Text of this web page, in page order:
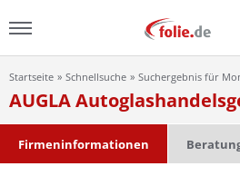
Menu
Home
Startseite Schnellsuche Suchergebnis für
AUGLA
Firmeninformationen